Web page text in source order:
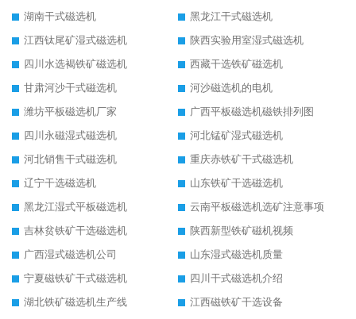
湖南干式磁选机
黑龙江干式磁选机
江西钛尾矿湿式磁选机
陕西实验用室湿式磁选机
四川水选褐铁矿磁选机
西藏干选铁矿磁选机
甘肃河沙干式磁选机
河沙磁选机的电机
潍坊平板磁选机厂家
广西平板磁选机磁铁排列图
四川永磁湿式磁选机
河北锰矿湿式磁选机
河北销售干式磁选机
重庆赤铁矿干式磁选机
辽宁干选磁选机
山东铁矿干选磁选机
黑龙江湿式平板磁选机
云南平板磁选机选矿注意事项
吉林贫铁矿干选磁选机
陕西新型铁矿磁机视频
广西湿式磁选机公司
山东湿式磁选机质量
宁夏磁铁矿干式磁选机
四川干式磁选机介绍
湖北铁矿磁选机生产线
江西磁铁矿干选设备